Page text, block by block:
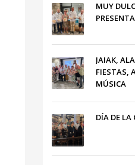
MUY
JAIAK,
FIESTAS,
MÚSICA
DÍA DE LA